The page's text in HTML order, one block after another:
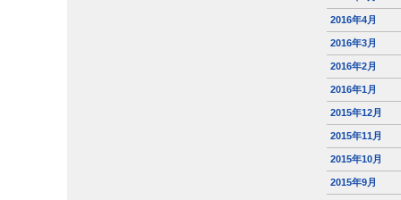
2016年4月
2016年3月
2016年2月
2016年1月
2015年12月
2015年11月
2015年10月
2015年9月